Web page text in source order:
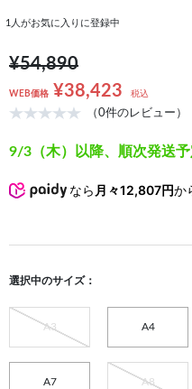
1 人がお気に入りに登録中
¥54,890
WEB価格 ¥38,423 税込
（0件のレビュー）
9/3（木）以降、順次発送予
なら 月々12,807円か
選択中のサイズ：
A3 A4
A7 A8